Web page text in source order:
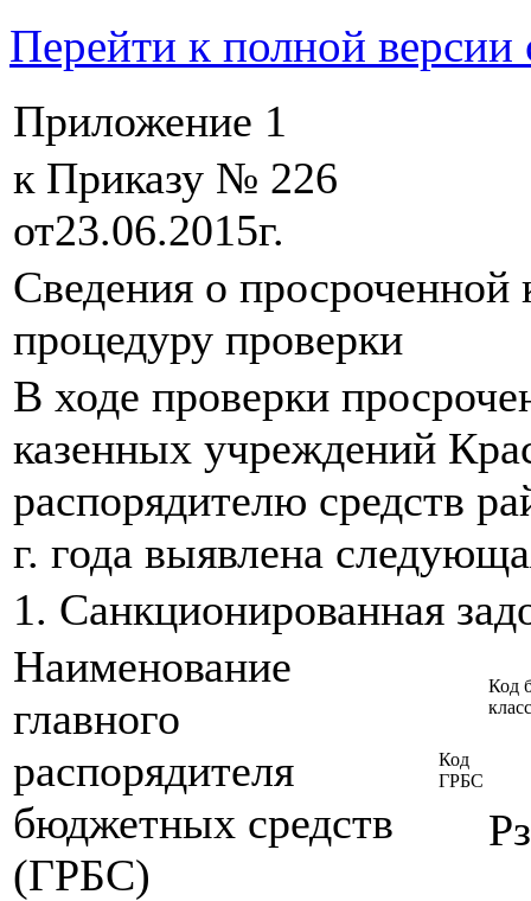
Перейти к полной версии
Приложение 1
к Приказу № 226
от23.06.2015г.
Сведения о
процедуру проверки
В ходе проверки
казенных учреждений
распорядителю средств
г. года выявлена
1. Санкционированная
Наименование
главного
распорядителя
бюджетных средств
(ГРБС)
Код
ГРБС
Код
Рз